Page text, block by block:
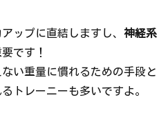
ップに直結しますし、 神経系
です！
い重量に慣れるための手段と
トレーニーも多いですよ。